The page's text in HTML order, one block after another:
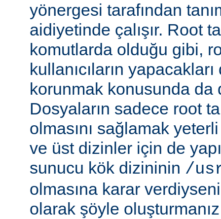
yönergesi tarafından
aidiyetinde çalışır. Root
komutlarda olduğu gibi,
kullanıcıların
korunmak konusunda da
Dosyaların sadece root
olmasını sağlamak
ve üst dizinler için de
sunucu kök dizininin /
olmasına karar
olarak şöyle